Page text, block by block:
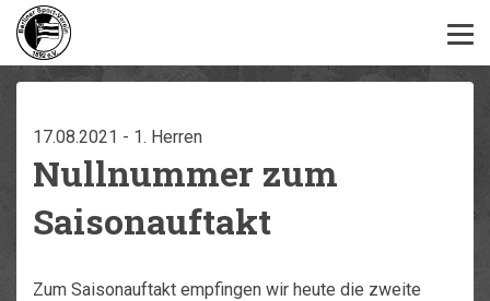
17.08.2021 - 1. Herren
Nullnummer zum
Saisonauftakt
Zum Saisonauftakt empfingen wir heute die zweite